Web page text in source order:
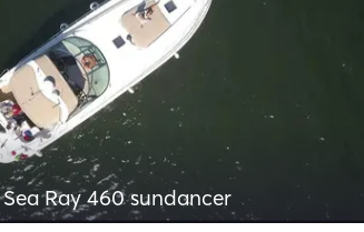
Sea Ray 460 sundancer